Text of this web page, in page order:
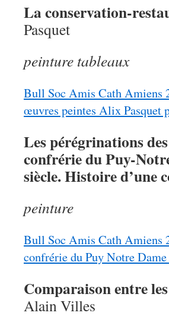
La conservation-
Pasquet
peinture tableaux
Bull Soc Amis Cath Amiens
œuvres peintes Alix Pasquet
Les pérégrinations
confrérie du Puy-
siècle. Histoire d’une
peinture
Bull Soc Amis Cath Amiens
confrérie du Puy Notre
Comparaison entre
Alain Villes